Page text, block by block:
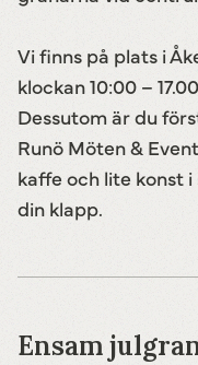
Vi finns på plats i
klockan 10:00 –
Dessutom är du
Runö Möten &
kaffe och lite konst
din klapp.
Ensam